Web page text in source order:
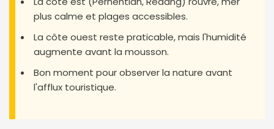
plus calme et plages accessibles.
La côte ouest reste praticable, mais l'humidité
augmente avant la mousson.
Bon moment pour observer la nature avant
l'afflux touristique.